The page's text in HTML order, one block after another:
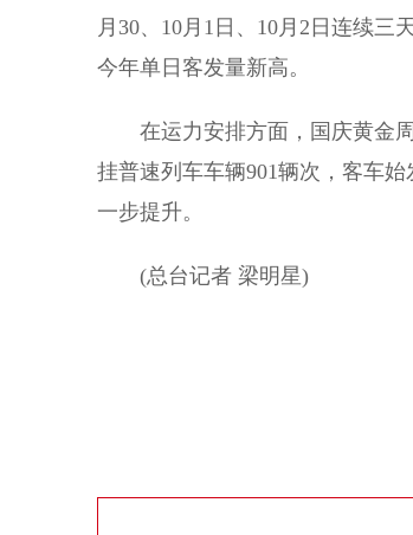
月30、10月1日、10月2日连续三
今年单日客发量新高。
在运力安排方面，国庆黄金周
挂普速列车车辆901辆次，客车
一步提升。
(总台记者 梁明星)